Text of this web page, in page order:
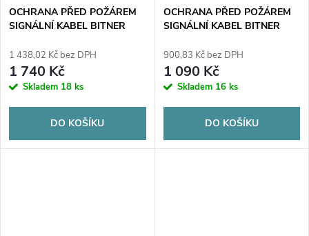
OCHRANA PŘED POŽÁREM
SIGNÁLNÍ KABEL BITNER
1 438,02 Kč bez DPH
1 740 Kč
Skladem 18 ks
DO KOŠÍKU
OCHRANA PŘED POŽÁREM
SIGNÁLNÍ KABEL BITNER
900,83 Kč bez DPH
1 090 Kč
Skladem 16 ks
DO KOŠÍKU